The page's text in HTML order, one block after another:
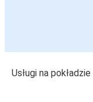
Usługi na